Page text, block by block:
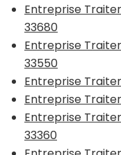
Entreprise
33680
Entreprise
33550
Entreprise
Entreprise
Entreprise
33360